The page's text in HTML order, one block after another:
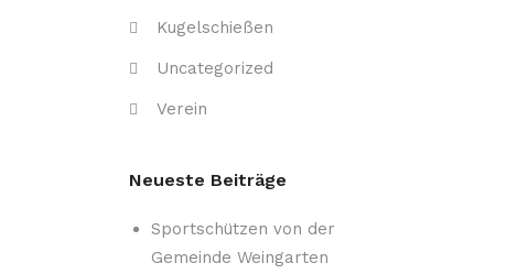
Kugelschießen
Uncategorized
Verein
Neueste Beiträge
Sportschützen von der
Gemeinde Weingarten